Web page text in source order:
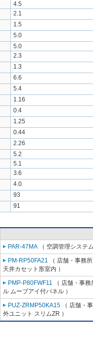
4.5
2.1
1.5
5.0
5.0
2.3
1.3
6.6
5.4
1.16
0.4
1.25
0.44
2.26
5.2
5.1
3.6
4.0
93
91
PAR-47MA （ 空調管理システ
PM-RP50FA21 （ 店舗・事務
天井カセット形室内 ）
PMP-P80FWF11 （ 店舗・事
ル ムーブアイ付パネル ）
PUZ-ZRMP50KA15 （ 店舗・
外ユニット スリムZR ）